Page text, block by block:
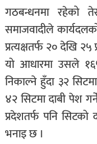
गठबन्धनमा रहेको
समाजवादीले
प्रत्यक्षतर्फ २० देखि
यो आधारमा उसले
निकाल्ने हुँदा ३२
४२ सिटमा दाबी पेश
प्रदेशतर्फ पनि सिटको
भनाइ छ ।